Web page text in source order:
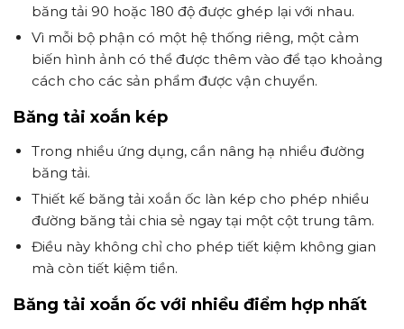
băng tải 90 hoặc 180 độ được ghép lại với nhau.
Vì mỗi bộ phận có một hệ thống riêng, một cảm
biến hình ảnh có thể được thêm vào để tạo khoảng
cách cho các sản phẩm được vận chuyển.
Băng tải xoắn kép
Trong nhiều ứng dụng, cần nâng hạ nhiều đường
băng tải.
Thiết kế băng tải xoắn ốc làn kép cho phép nhiều
đường băng tải chia sẻ ngay tại một cột trung tâm.
Điều này không chỉ cho phép tiết kiệm không gian
mà còn tiết kiệm tiền.
Băng tải xoắn ốc với nhiều điểm hợp nhất